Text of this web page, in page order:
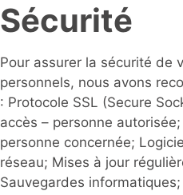
Sécurité
Pour assurer la sécurité de
personnels, nous avons
: Protocole SSL (Secure
accès – personne
personne concernée;
réseau; Mises à jour
Sauvegardes